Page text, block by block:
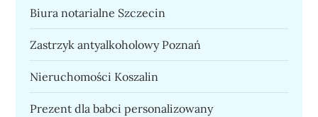
Biura notarialne Szczecin
Zastrzyk antyalkoholowy Poznań
Nieruchomości Koszalin
Prezent dla babci personalizowany